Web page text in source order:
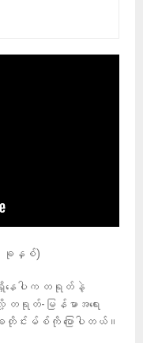
ခုနှစ်)
ရှိနေပါက တရုတ်နဲ့
ရုတ်-မြန်မာအရေး
ခတိုင်းမ်စ်ကို ပြောပါတယ်။